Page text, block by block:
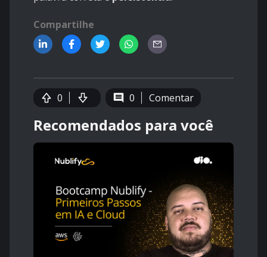
Compartilhe
0 0 Comentar
Recomendados para você